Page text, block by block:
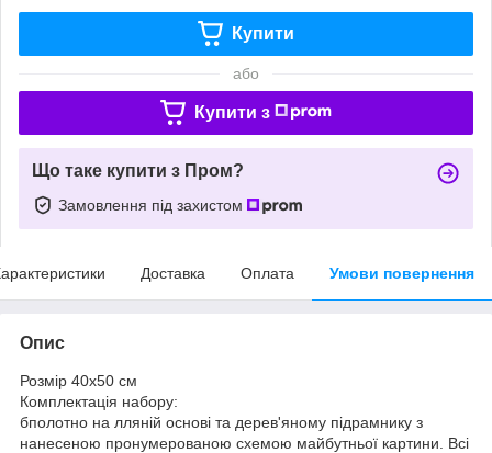
Купити
або
Купити з
Що таке купити з Пром?
Замовлення під захистом
Доставка Оплата Умови повернення
Опис
Розмір 40x50 см
Комплектація набору:
бполотно на лляній основі та дерев'яному підрамнику з
нанесеною пронумерованою схемою майбутньої картини. Всі